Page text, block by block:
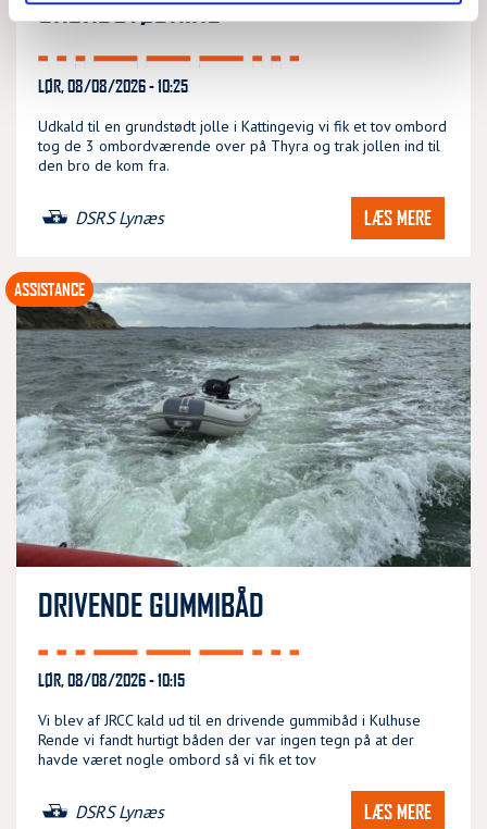
GRUNDSTØDNING
LØR, 08/08/2026 - 10:25
Udkald til en grundstødt jolle i Kattingevig vi fik et tov ombord
tog de 3 ombordværende over på Thyra og trak jollen ind til
den bro de kom fra.
DSRS Lynæs LÆS MERE
DRIVENDE GUMMIBÅD
LØR, 08/08/2026 - 10:15
Vi blev af JRCC kald ud til en drivende gummibåd i Kulhuse
Rende vi fandt hurtigt båden der var ingen tegn på at der
havde været nogle ombord så vi fik et tov
DSRS Lynæs LÆS MERE
ASSISTANCE